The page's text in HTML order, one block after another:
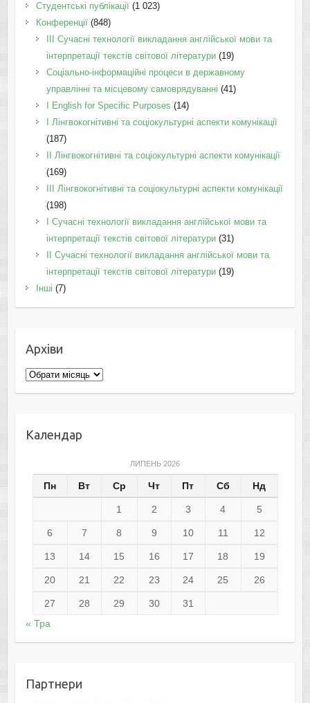
Студентські публікації(1 023)
Конференції(848)
III Сучасні технології викладання англійської мови та
інтерпретації текстів світової літератури(19)
Соціально-інформаційні процеси в державному
управлінні та місцевому самоврядуванні (41)
І English for Specific Purposes (14)
I Лінгвокогнітивні та соціокультурні аспекти комунікації
(187)
IІ Лінгвокогнітивні та соціокультурні аспекти комунікації
(169)
IІI Лінгвокогнітивні та соціокультурні аспекти комунікації
(198)
I Cучасні технології викладання англійської мови та
інтерпретації текстів світової літератури(31)
II Cучасні технології викладання англійської мови та
інтерпретації текстів світової літератури(19)
Інші (7)
Архіви
Архіви
Календар
ЛИПЕНЬ 2026
Пн Вт Ср Чт Пт Сб Нд
1 2 3 4 5
6 7 8 9 10 11 12
13 14 15 16 17 18 19
20 21 22 23 24 25 26
27 28 29 30
31
« Тра
Партнери